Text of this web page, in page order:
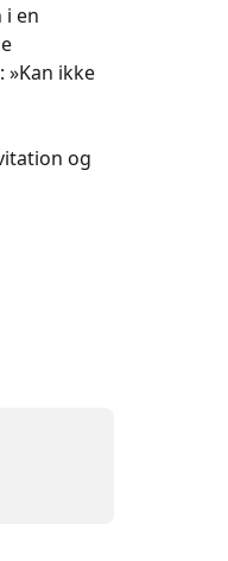
i en
ikke
og